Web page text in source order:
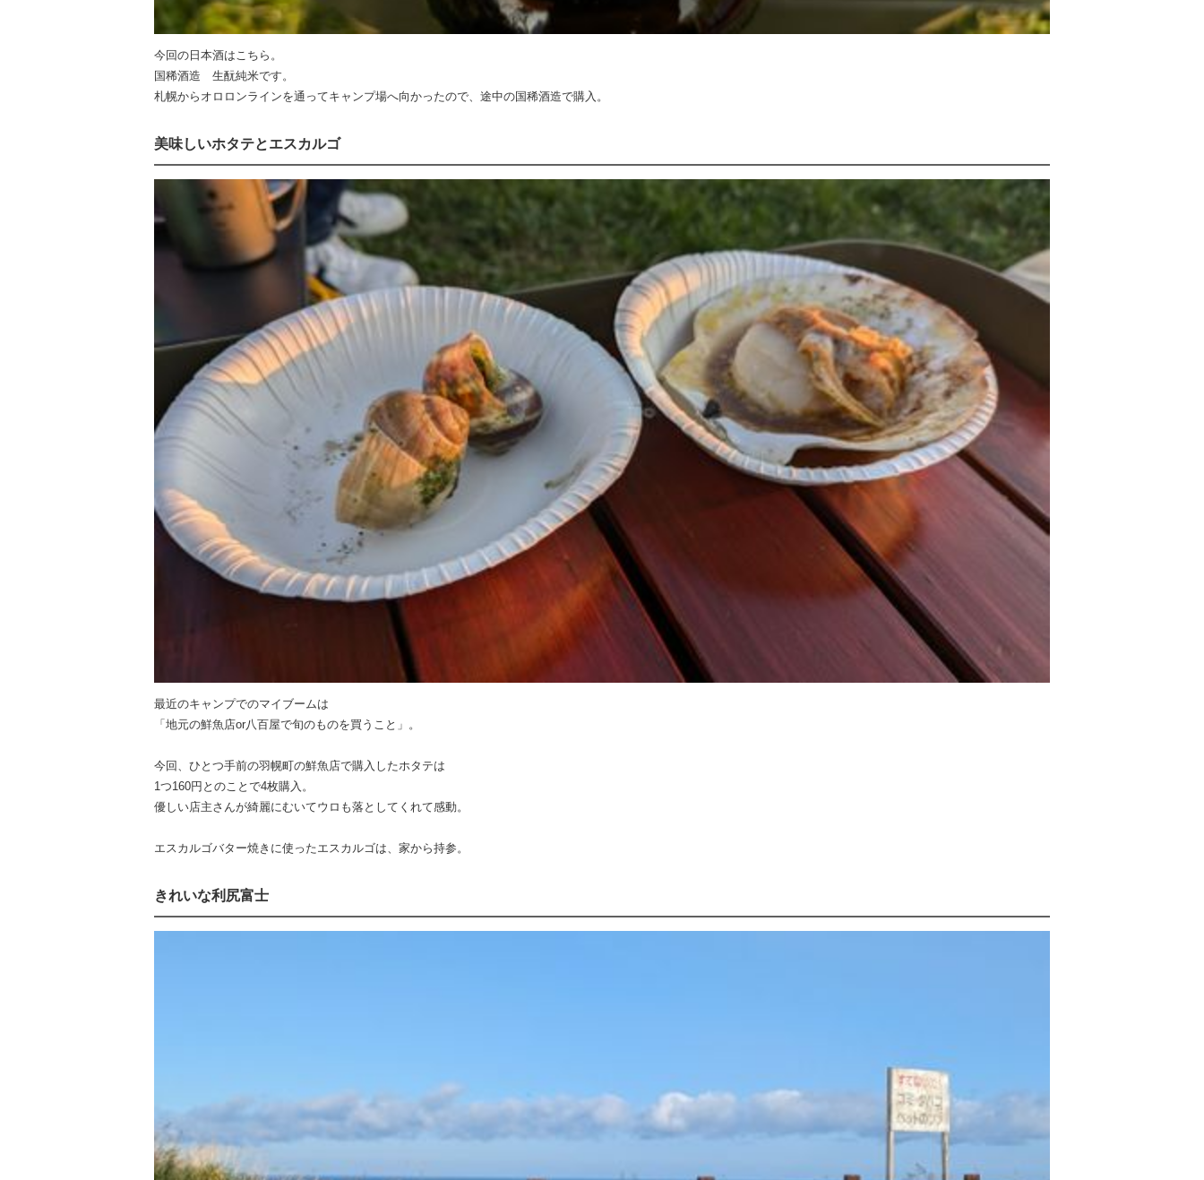
今回の日本酒はこちら。
国稀酒造 生酛純米です。
札幌からオロロンラインを通ってキャンプ場へ向かったので、途中の国稀酒造で購入。
美味しいホタテとエスカルゴ
最近のキャンプでのマイブームは
「地元の鮮魚店or八百屋で旬のものを買うこと」。
今回、ひとつ手前の羽幌町の鮮魚店で購入したホタテは
1つ160円とのことで4枚購入。
優しい店主さんが綺麗にむいてウロも落としてくれて感動。
エスカルゴバター焼きに使ったエスカルゴは、家から持参。
きれいな利尻富士